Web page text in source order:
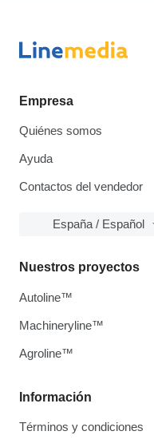
Empresa
Quiénes somos
Ayuda
Contactos del vendedor
España / Español
Información
Términos y condiciones
Nuestros proyectos
Autoline™
Machineryline™
Agroline™